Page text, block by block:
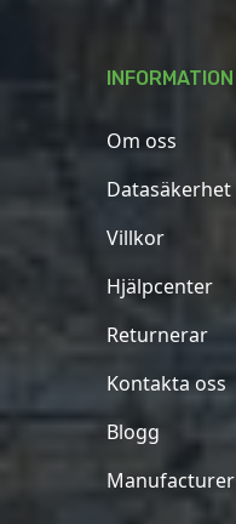
INFORMATION
Om oss
Datasäkerhet
Villkor
Hjälpcenter
Returnerar
Kontakta oss
Blogg
Manufacturer